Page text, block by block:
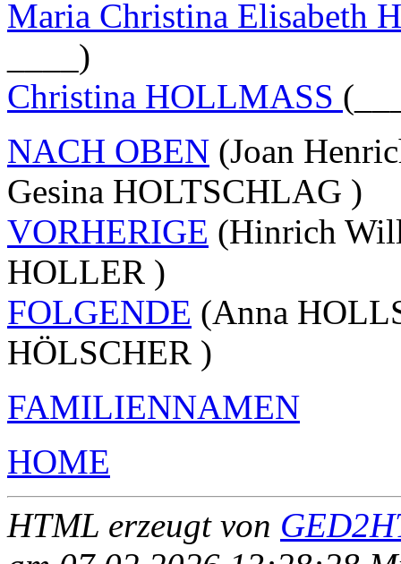
Maria Christina Elisabeth
____)
Christina HOLLMASS
NACH OBEN (Joan
Gesina HOLTSCHLAG )
VORHERIGE (Hinrich
HOLLER )
FOLGENDE (Anna
HÖLSCHER )
FAMILIENNAMEN
HOME
HTML erzeugt von